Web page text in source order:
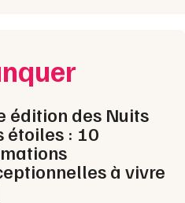
édition des Nuits
étoiles : 10
à vivre